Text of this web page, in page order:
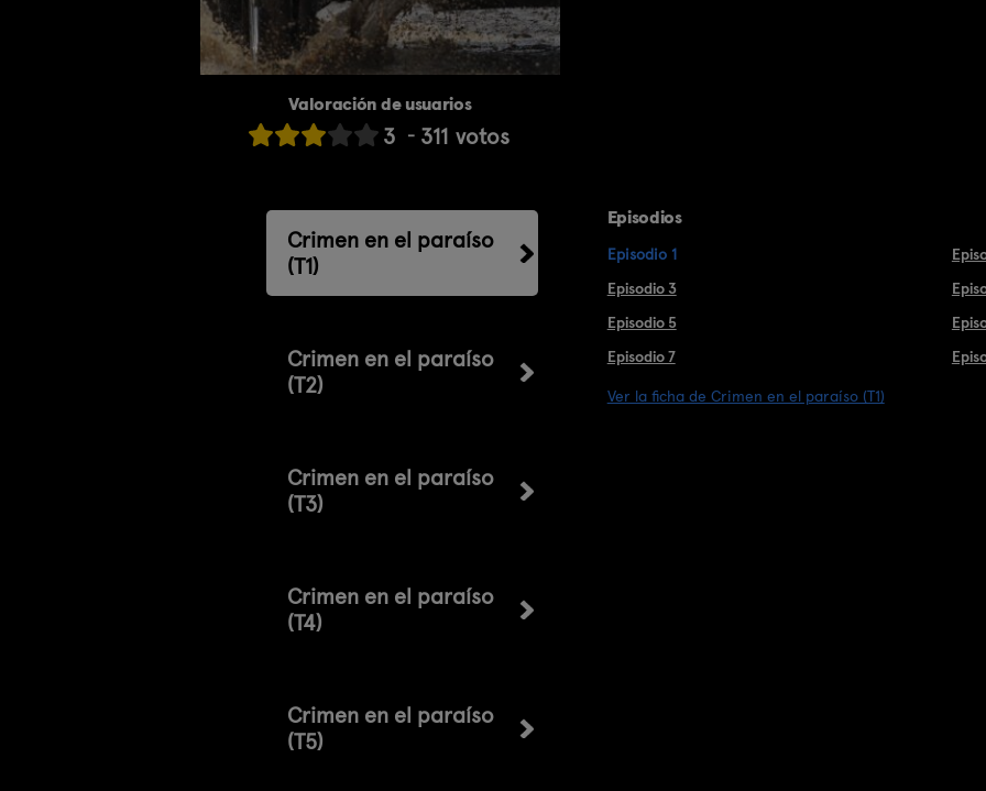
Valoración de usuarios
3 311 votos
Crimen en el paraíso
(T1)
Crimen en el paraíso
(T2)
Crimen en el paraíso
(T3)
Crimen en el paraíso
(T4)
Crimen en el paraíso
(T5)
Episodios
Episodio 1
Episodio 3
Episodio 5
Episodio 7
Ver la ficha de Crimen en el paraíso (T1)